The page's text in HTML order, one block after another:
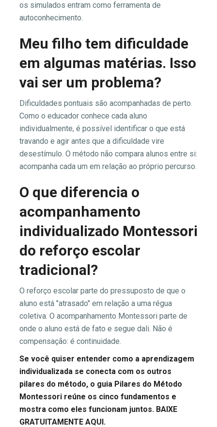
os simulados entram como ferramenta de
autoconhecimento.
Meu filho tem dificuldade
em algumas matérias. Isso
vai ser um problema?
Dificuldades pontuais são acompanhadas de perto.
Como o educador conhece cada aluno
individualmente, é possível identificar o que está
travando e agir antes que a dificuldade vire
desestímulo. O método não compara alunos entre si:
acompanha cada um em relação ao próprio percurso.
O que diferencia o
acompanhamento
individualizado Montessori
do reforço escolar
tradicional?
O reforço escolar parte do pressuposto de que o
aluno está "atrasado" em relação a uma régua
coletiva. O acompanhamento Montessori parte de
onde o aluno está de fato e segue dali. Não é
compensação: é continuidade.
Se você quiser entender como a aprendizagem
individualizada se conecta com os outros
pilares do método, o guia Pilares do Método
Montessori reúne os cinco fundamentos e
mostra como eles funcionam juntos. BAIXE
GRATUITAMENTE AQUI.